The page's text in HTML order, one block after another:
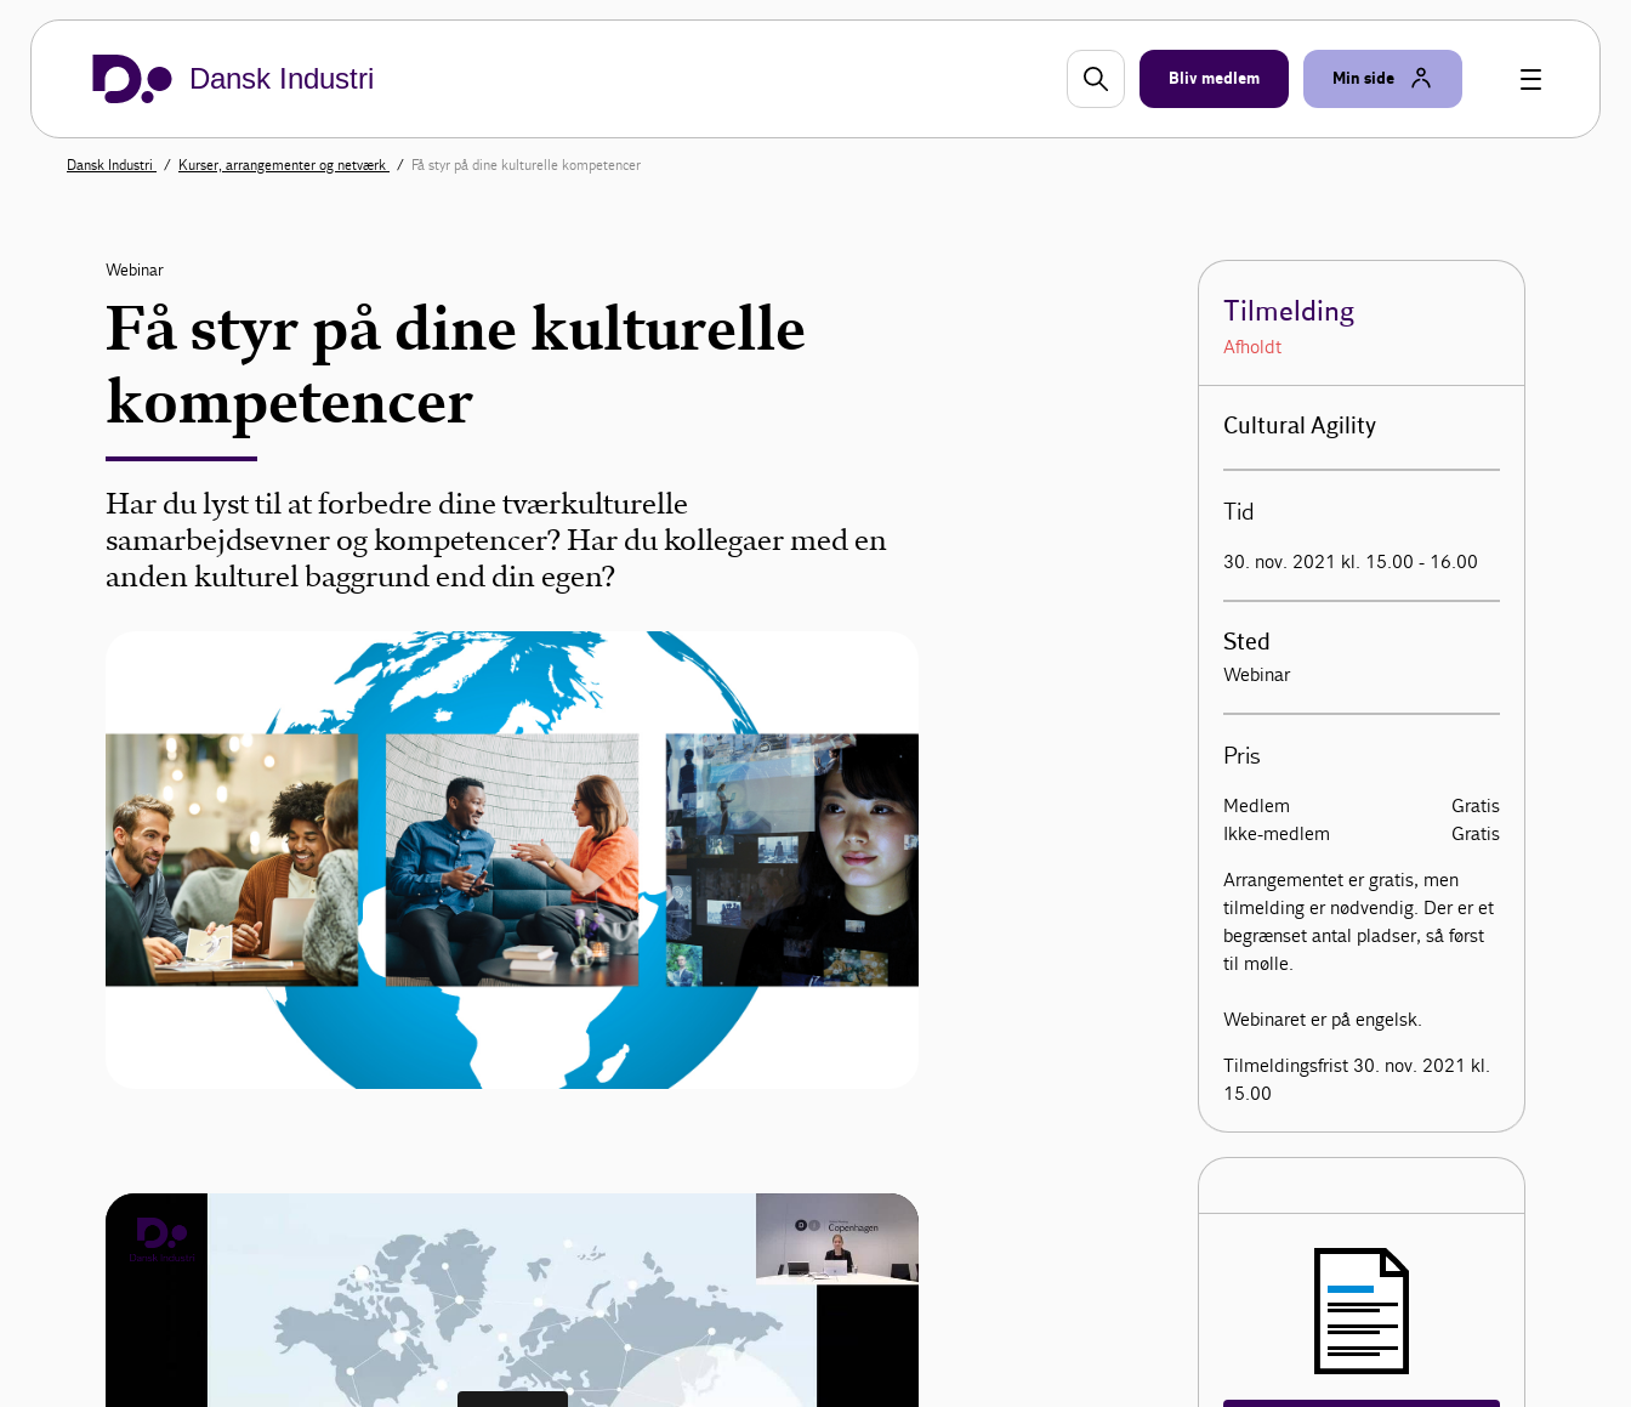
Dansk Industri Bliv medlem Min side
Dansk Industri Kurser, arrangementer og netværk Få styr på dine kulturelle kompetencer
Webinar
Få styr på dine kulturelle
kompetencer
Har du lyst til at forbedre dine tværkulturelle
samarbejdsevner og kompetencer? Har du kollegaer med en
anden kulturel baggrund end din egen?
Tilmelding
Afholdt
Cultural Agility
Tid
30. nov. 2021 kl. 15.00 - 16.00
Sted
Webinar
Pris
Medlem
Gratis
Ikke-medlem
Gratis
Arrangementet er gratis, men
tilmelding er nødvendig. Der er et
begrænset antal pladser, så først
til mølle.
Webinaret er på engelsk.
Tilmeldingsfrist 30. nov. 2021 kl.
15.00